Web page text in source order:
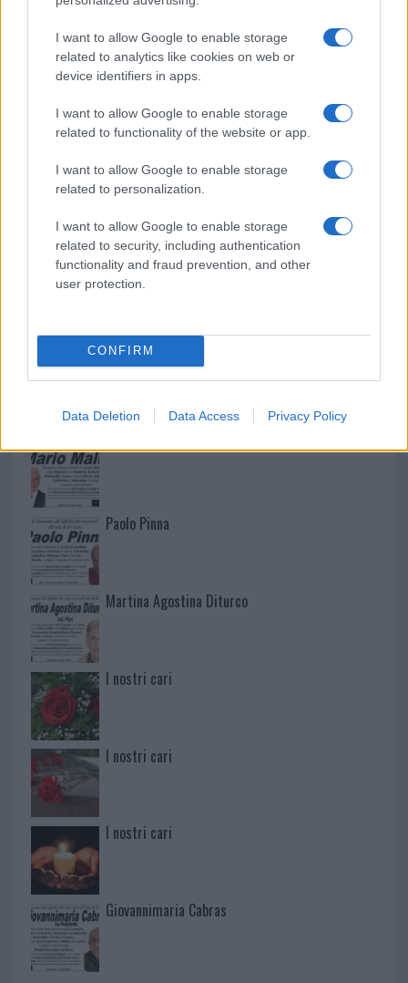
I want to allow Google to enable storage
related to analytics like cookies on web or
device identifiers in apps.
I want to allow Google to enable storage
related to functionality of the website or app.
I want to allow Google to enable storage
related to personalization.
I want to allow Google to enable storage
related to security, including authentication
functionality and fraud prevention, and other
user protection.
CONFIRM
Data Deletion Data Access Privacy Policy
Santa Teresa Gallura, nuove regole per la
raccolta differenziata
Robbie Williams incanta il gala del Big Art
Mario Malu
Paolo Pinna
Martina Agostina Diturco
I nostri cari
I nostri cari
I nostri cari
Giovannimaria Cabras